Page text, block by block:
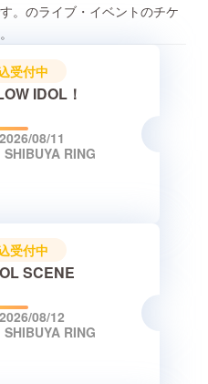
。 のライブ・イベントのチケ
受付中
IDOL！
2026/08/11
SHIBUYA RING
受付中
SCENE
2026/08/12
SHIBUYA RING